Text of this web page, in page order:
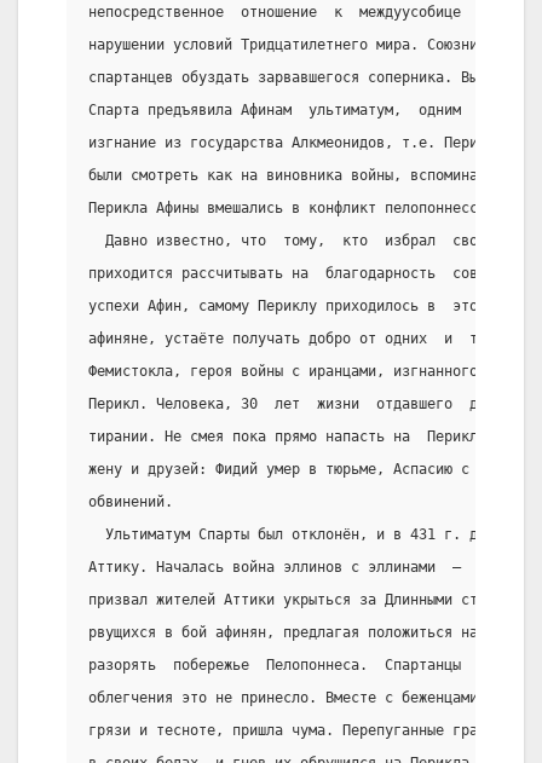
непосредственное  отношение  к  междуусобице
нарушении условий Тридцатилетнего мира. Союзники в
спартанцев обуздать зарвавшегося соперника.
Спарта предъявила Афинам  ультиматум,  одним  из
изгнание из государства Алкмеонидов, т.е. Перикла.
были смотреть как на виновника войны, вспоминая, что
Перикла Афины вмешались в конфликт пелопоннесских
Давно известно, что  тому,  кто  избрал  своей
приходится рассчитывать на  благодарность
успехи Афин, самому Периклу приходилось в  это
афиняне, устаёте получать добро от одних  и  тех
Фемистокла, героя войны с иранцами, изгнанного  из
Перикл. Человека, 30  лет  жизни  отдавшего
тирании. Не смея пока прямо напасть на  Перикла,
жену и друзей: Фидий умер в тюрьме, Аспасию с
обвинений.
Ультиматум Спарты был отклонён, и в 431 г. до н.э.
Аттику. Началась война эллинов с эллинами  —
призвал жителей Аттики укрыться за Длинными стенами
рвущихся в бой афинян, предлагая положиться на
разорять  побережье  Пелопоннеса.  Спартанцы
облегчения это не принесло. Вместе с беженцами,
грязи и тесноте, пришла чума. Перепуганные граждане